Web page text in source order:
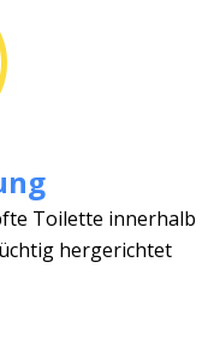
Toilette innerhalb
hergerichtet